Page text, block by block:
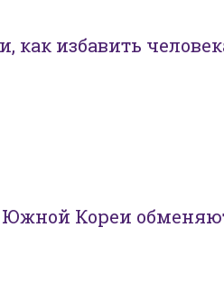
как избавить
Кореи